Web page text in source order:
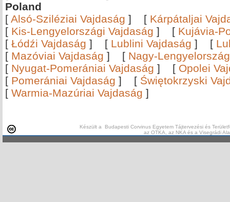
Poland
[ Alsó-Sziléziai Vajdaság ] [ Kárpátaljai
[ Kis-Lengyelországi Vajdaság ] [ Kujávia-
[ Łódźi Vajdaság ] [ Lublini Vajdaság ] [
[ Mazóviai Vajdaság ] [ Nagy-
[ Nyugat-Pomerániai Vajdaság ] [ Opolei
[ Pomerániai Vajdaság ] [ Świętokrzyski
[ Warmia-Mazúriai Vajdaság ]
Készült a Budapesti Corvinus Egyetem Tájtervezési és
az OTKA, az NKA és a Visegrádi